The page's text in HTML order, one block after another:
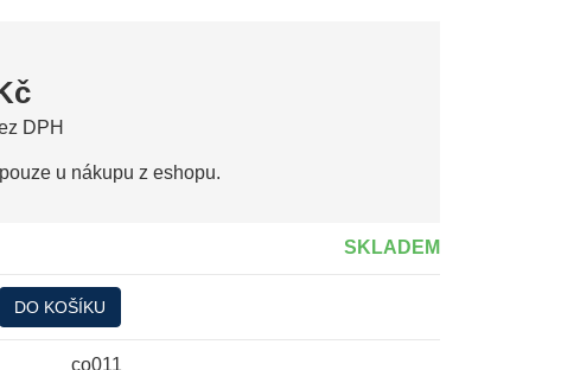
DPH
u nákupu z eshopu.
SKLADEM
DO KOŠÍKU
co011